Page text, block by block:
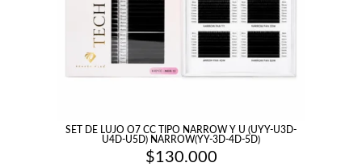
SET DE LUJO O7 CC TIPO NARROW Y U (UYY-U3D-
U4D-U5D) NARROW(YY-3D-4D-5D)
$130.000